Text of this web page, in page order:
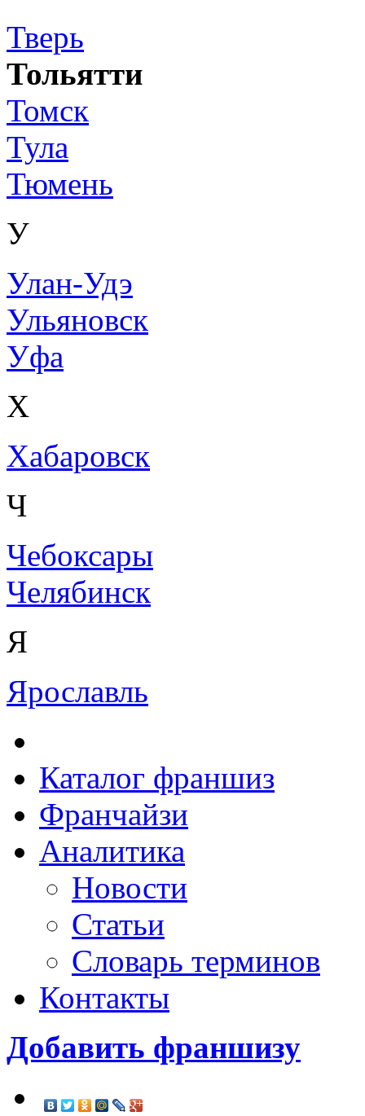
Тверь
Тольятти
Томск
Тула
Тюмень
У
Улан-Удэ
Ульяновск
Уфа
Х
Хабаровск
Ч
Чебоксары
Челябинск
Я
Ярославль
Каталог франшиз
Франчайзи
Аналитика
Новости
Статьи
Словарь терминов
Контакты
Добавить франшизу